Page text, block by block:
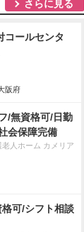
さらに見る
コールセンタ
阪府
/無資格可/日勤
会保障完備
人ホーム カメリア
格可/シフト相談